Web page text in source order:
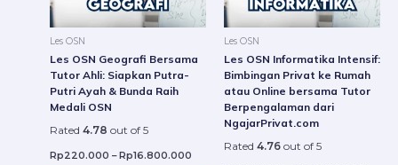
Les OSN
Les OSN Geografi Bersama
Tutor Ahli: Siapkan Putra-
Putri Ayah & Bunda Raih
Medali OSN
Rated 4.78 out of 5
Rp220.000 – Rp16.800.000
may
chosen
product
Les OSN
Les OSN Informatika Intensif:
Bimbingan Privat ke Rumah
atau Online bersama Tutor
Berpengalaman dari
NgajarPrivat.com
Rated 4.76 out of 5
may
on
the